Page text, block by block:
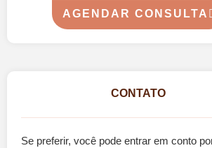
AGENDAR CONSULTA
CONTATO
Se preferir, você pode entrar em conto